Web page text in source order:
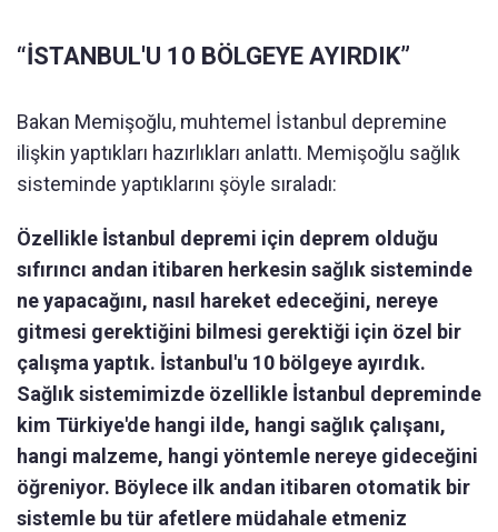
“İSTANBUL'U 10 BÖLGEYE AYIRDIK”
Bakan Memişoğlu, muhtemel İstanbul depremine
ilişkin yaptıkları hazırlıkları anlattı. Memişoğlu sağlık
sisteminde yaptıklarını şöyle sıraladı:
Özellikle İstanbul depremi için deprem olduğu
sıfırıncı andan itibaren herkesin sağlık sisteminde
ne yapacağını, nasıl hareket edeceğini, nereye
gitmesi gerektiğini bilmesi gerektiği için özel bir
çalışma yaptık. İstanbul'u 10 bölgeye ayırdık.
Sağlık sistemimizde özellikle İstanbul depreminde
kim Türkiye'de hangi ilde, hangi sağlık çalışanı,
hangi malzeme, hangi yöntemle nereye gideceğini
öğreniyor. Böylece ilk andan itibaren otomatik bir
sistemle bu tür afetlere müdahale etmeniz